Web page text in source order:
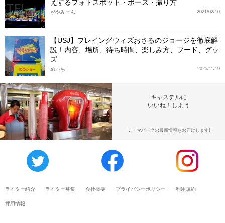
えするフォトスポット・ポーズ・撮り方
2021/02/10
がやみーん
【USJ】プレイングウィズおさるのジョージを徹底解
説！内容、場所、待ち時間、楽しみ方、フード、グッ
ズ
2025/11/19
めっち
キャステルに
いいね！しよう
テーマパークの最新情報をお届けします!
ライター紹介 ライター募集 会社概要 プライバシーポリシー 利用規約
採用情報